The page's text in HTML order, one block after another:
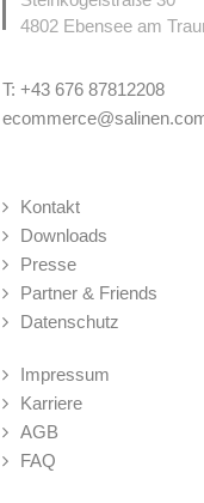
4802 Ebensee am
T: +43 676 87812208
Kontakt
Downloads
Presse
Partner & Friends
Datenschutz
Impressum
Karriere
AGB
FAQ